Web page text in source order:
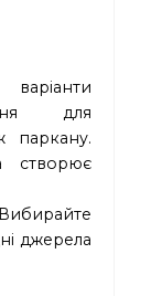
для
паркану.
створює
джерела